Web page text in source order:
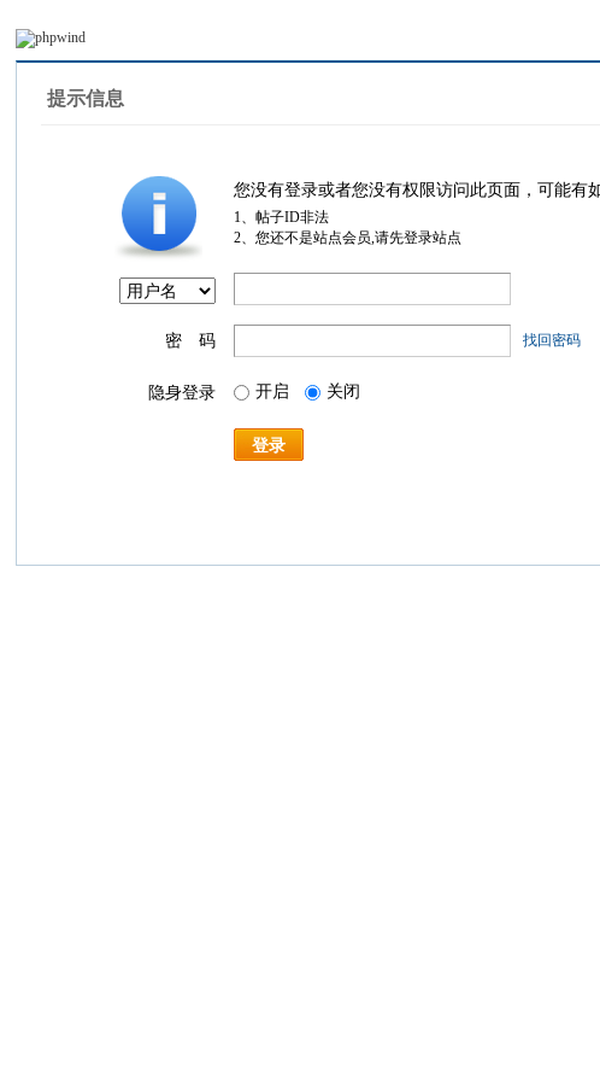
提示信息
您没有登录或者您没有权限访问此页面，可能有
1、帖子ID非法
2、您还不是站点会员,请先登录站点
密 码 找回密码
隐身登录 开启 关闭
登录